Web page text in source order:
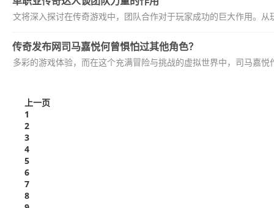
文将深入探讨在传奇游戏中，团队合作对于玩家成功的巨大作用。
传奇发布网司马嘉悦何曾惧怕过其他角色？
多彩的游戏体验，而在这个充满冒险与挑战的虚拟世界中，司马嘉
上一页
1
2
3
4
5
6
7
8